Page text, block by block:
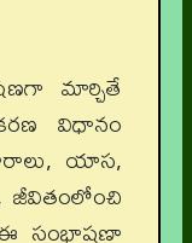
మార్చితే
విధానం
యాస,
ఈ సంభాషణా